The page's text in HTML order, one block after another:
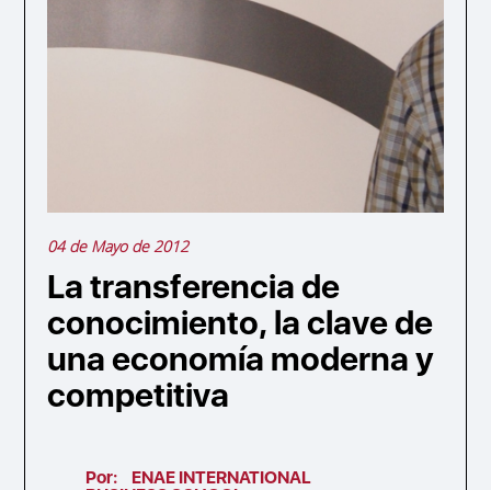
04 de Mayo de 2012
La transferencia de
conocimiento, la clave de
una economía moderna y
competitiva
Por:
ENAE INTERNATIONAL